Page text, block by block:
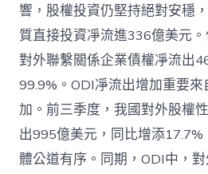
響，股權投資仍堅持絕對安穩
質直接投資凈流進336億美元
對外聯繫關係企業債權凈流出
99.9%。ODI凈流出增加重要
加。前三季度，我國對外股權
出995億美元，同比增添17.7%
體公道有序。同期，ODI中，